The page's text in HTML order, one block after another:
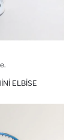
ELBISE